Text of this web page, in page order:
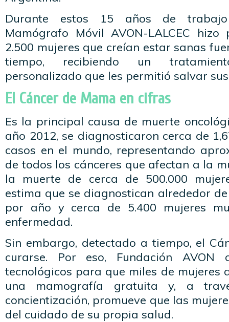
Durante estos 15 años de
Mamógrafo Móvil AVON-LALCEC
2.500 mujeres que creían estar sanas
tiempo, recibiendo un
personalizado que les permitió salvar
El Cáncer de Mama en cifras
Es la principal causa de muerte
año 2012, se diagnosticaron cerca de
casos en el mundo, representando
de todos los cánceres que afectan a la
la muerte de cerca de 500.000
estima que se diagnostican alrededor
por año y cerca de 5.400 mujeres
enfermedad.
Sin embargo, detectado a tiempo, el
curarse. Por eso, Fundación AVON
tecnológicos para que miles de mujeres
una mamografía gratuita y, a
concientización, promueve que las
del cuidado de su propia salud.